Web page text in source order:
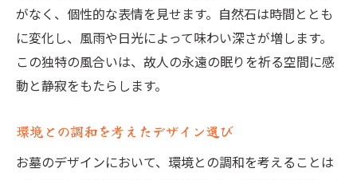
がなく、個性的な表情を見せます。自然石は時間ととも
に変化し、風雨や日光によって味わい深さが増します。
この独特の風合いは、故人の永遠の眠りを祈る空間に感
動と静寂をもたらします。
環境との調和を考えたデザイン選び
お墓のデザインにおいて、環境との調和を考えることは